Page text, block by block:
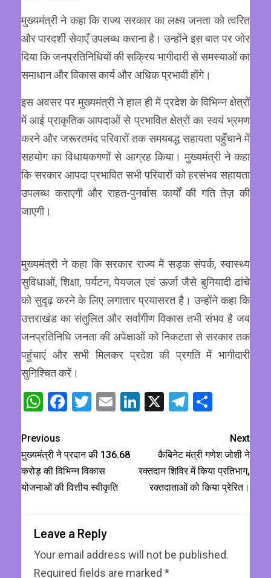
मुख्यमंत्री ने कहा कि राज्य सरकार का लक्ष्य जनता को त्वरित
और पारदर्शी सेवाएँ उपलब्ध कराना है। उन्होंने इस बात पर जोर
दिया कि जनप्रतिनिधियों की सक्रिय भागीदारी से समस्याओं का
समाधान और विकास कार्य और अधिक प्रभावी होंगे।
इस अवसर पर मुख्यमंत्री ने हाल ही में प्रदेश के विभिन्न क्षेत्रों
में आई प्राकृतिक आपदाओं से प्रभावित क्षेत्रों का स्वयं भ्रमण
करने और जरूरतमंद परिवारों तक समयबद्ध सहायता पहुँचाने में
सहयोग का विधायकगणों से आग्रह किया। मुख्यमंत्री ने कहा
कि सरकार आपदा प्रभावित सभी परिवारों को हरसंभव सहायता
उपलब्ध कराएगी और राहत-पुनर्वास कार्यों की गति तेज़ की
जाएगी।
मुख्यमंत्री ने कहा कि सरकार राज्य में सड़क संपर्क, स्वास्थ्य
सुविधाओं, शिक्षा, पर्यटन, पेयजल एवं ऊर्जा जैसे बुनियादी ढांचे
को सुदृढ़ करने के लिए लगातार प्रयासरत है। उन्होंने कहा कि
उत्तराखंड का संतुलित और सर्वांगीण विकास तभी संभव है जब
जनप्रतिनिधि जनता की अपेक्षाओं को निकटता से सरकार तक
पहुंचाएं और सभी मिलकर प्रदेश की प्रगति में भागीदारी
सुनिश्चित करें।
WhatsApp
Facebook
Twitter
EmailLinkedIn
X Telegram
Previous
मुख्यमंत्री ने प्रदान की 136.68
करोड़ की विभिन्न विकास
योजनाओं की वित्तीय स्वीकृति
Next
कैबिनेट मंत्री गणेश जोशी ने
रक्तदान शिविर में किया प्रतिभाग,
रक्तदाताओं को किया प्रेरित।
Leave a Reply
Your email address will not be published.
Required fields are marked *